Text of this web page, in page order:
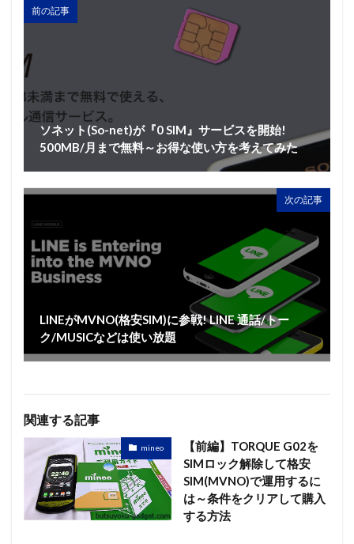
前の記事
ソネット(So-net)が『0 SIM』サービスを開始!
500MB/月まで無料～お得な使い方を考えてみた
次の記事
LINEがMVNO(格安SIM)に参戦! LINE 通話/トー
ク/MUSICなどは使い放題
関連する記事
mineo
【前編】TORQUE G02を
SIMロック解除して格安
SIM(MVNO)で運用するに
は～条件をクリアして購入
する方法